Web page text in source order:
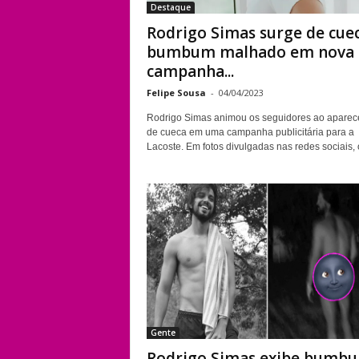
Destaque
Rodrigo Simas surge de
bumbum malhado em nova
campanha...
Felipe Sousa - 04/04/2023
Rodrigo Simas animou os seguidores ao
de cueca em uma campanha publicitária para a
Lacoste. Em fotos divulgadas nas redes sociais,
Gente